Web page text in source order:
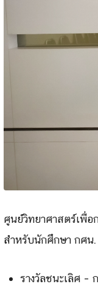
ศูนย์วิทยาศาสตร์เพื่อ
สำหรับนักศึกษา กศน
รางวัลชนะเลิศ –